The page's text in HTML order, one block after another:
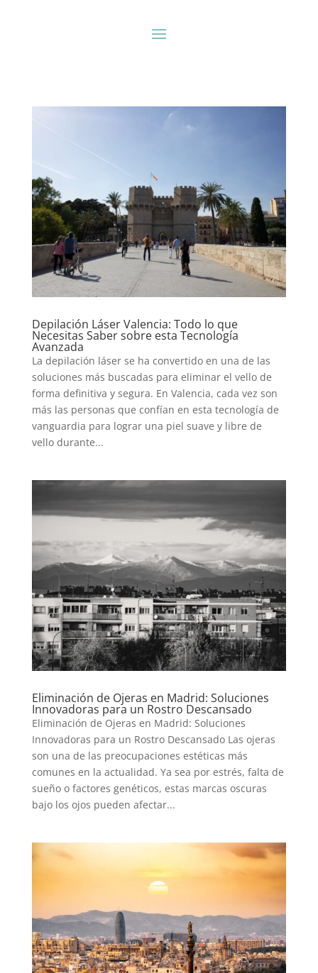
Depilación Láser Valencia: Todo lo que
Necesitas Saber sobre esta Tecnología
Avanzada
La depilación láser se ha convertido en una de las
soluciones más buscadas para eliminar el vello de
forma definitiva y segura. En Valencia, cada vez son
más las personas que confían en esta tecnología de
vanguardia para lograr una piel suave y libre de
vello durante...
Eliminación de Ojeras en Madrid: Soluciones
Innovadoras para un Rostro Descansado
Eliminación de Ojeras en Madrid: Soluciones
Innovadoras para un Rostro Descansado Las ojeras
son una de las preocupaciones estéticas más
comunes en la actualidad. Ya sea por estrés, falta de
sueño o factores genéticos, estas marcas oscuras
bajo los ojos pueden afectar...